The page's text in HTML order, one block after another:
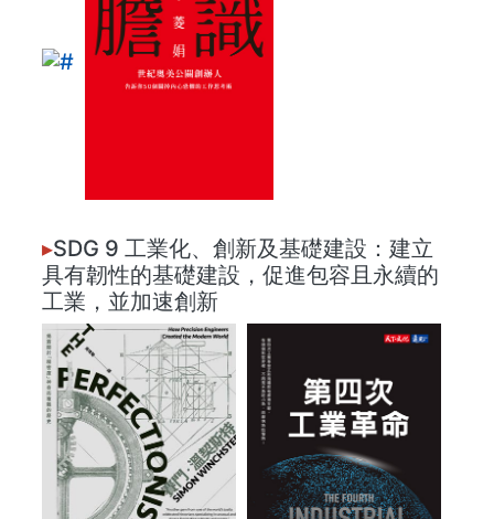
▸SDG 9 工業化、創新及基礎建設：建立
具有韌性的基礎建設，促進包容且永續的
工業，並加速創新